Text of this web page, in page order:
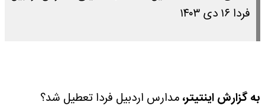
فردا ۱۶ دی ۱۴۰۳
به گزارش اینتیتر،مدارس اردبیل فردا تعطیل شد؟